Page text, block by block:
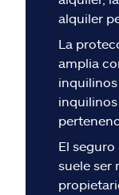
Ashburn, VA
alquiler
La
amplia
El
suele ser